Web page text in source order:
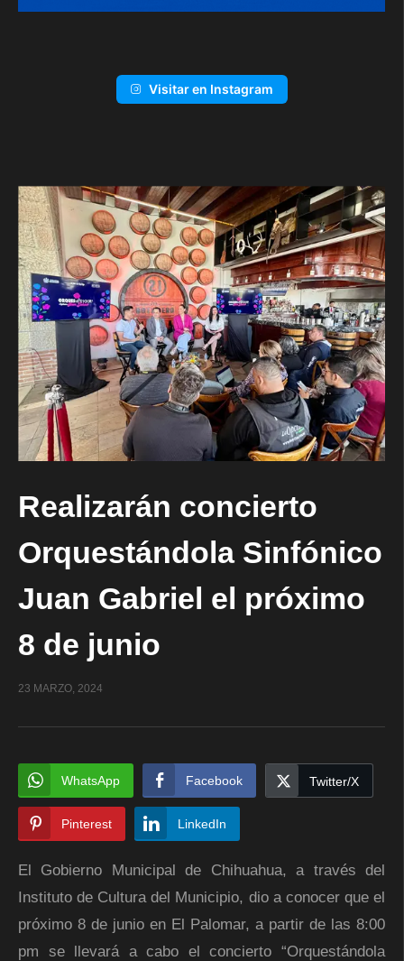
Visitar en Instagram
Realizarán concierto
Orquestándola Sinfónico
Juan Gabriel el próximo
8 de junio
23 MARZO, 2024
WhatsApp Facebook Twitter/X
Pinterest LinkedIn
El Gobierno Municipal de Chihuahua, a través del
Instituto de Cultura del Municipio, dio a conocer que el
próximo 8 de junio en El Palomar, a partir de las 8:00
pm se llevará a cabo el concierto “Orquestándola